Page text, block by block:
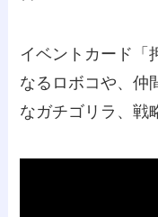
イベントカード「
なるロボコや、仲
なガチゴリラ、戦